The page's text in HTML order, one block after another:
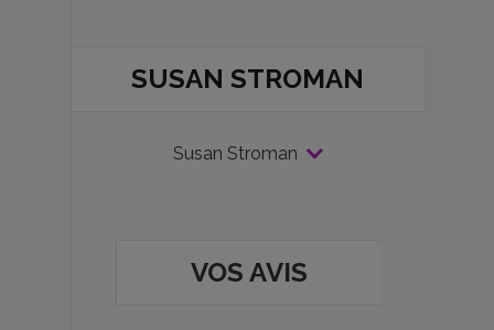
SUSAN STROMAN
Susan Stroman
VOS AVIS